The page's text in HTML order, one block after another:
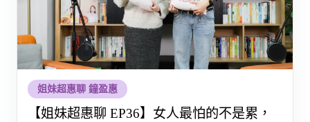
姐妹超惠聊 鐘盈惠
【姐妹超惠聊 EP36】女人最怕的不是累，